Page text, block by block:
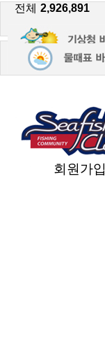
전체 2,926,891
회원가입